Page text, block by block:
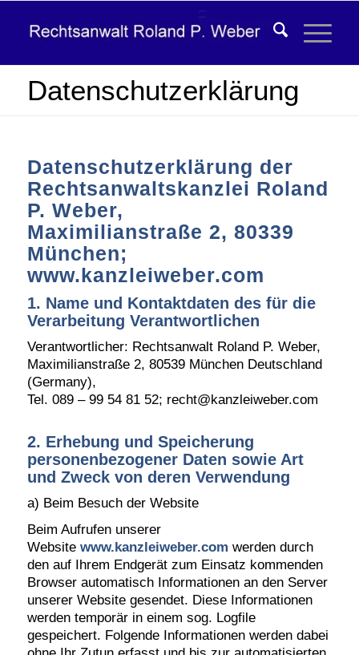
Datenschutzerklärung
Datenschutzerklärung der
Rechtsanwaltskanzlei Roland
P. Weber,
Maximilianstraße 2, 80339
München;
www.kanzleiweber.com
1. Name und Kontaktdaten des für die
Verarbeitung Verantwortlichen
Verantwortlicher: Rechtsanwalt Roland P. Weber,
Maximilianstraße 2, 80539 München Deutschland
(Germany),
Tel. 089 – 99 54 81 52; recht@kanzleiweber.com
2. Erhebung und Speicherung
personenbezogener Daten sowie Art
und Zweck von deren Verwendung
a) Beim Besuch der Website
Beim Aufrufen unserer
Website www.kanzleiweber.com werden durch
den auf Ihrem Endgerät zum Einsatz kommenden
Browser automatisch Informationen an den Server
unserer Website gesendet. Diese Informationen
werden temporär in einem sog. Logfile
gespeichert. Folgende Informationen werden dabei